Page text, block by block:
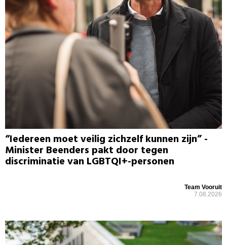
“Iedereen moet veilig zichzelf kunnen zijn” -
Minister Beenders pakt door tegen
discriminatie van LGBTQI+-personen
Team Vooruit
7.08.2026